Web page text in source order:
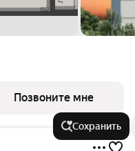
Позвоните мне
Сохранить